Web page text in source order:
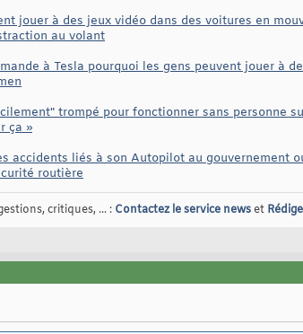
jouer à des jeux vidéo dans des voitures en
au volant
à Tesla pourquoi les gens peuvent jouer à
trompé pour fonctionner sans personne
ça »
accidents liés à son Autopilot au gouvernement
routière
critiques, ... : Contactez le service newset